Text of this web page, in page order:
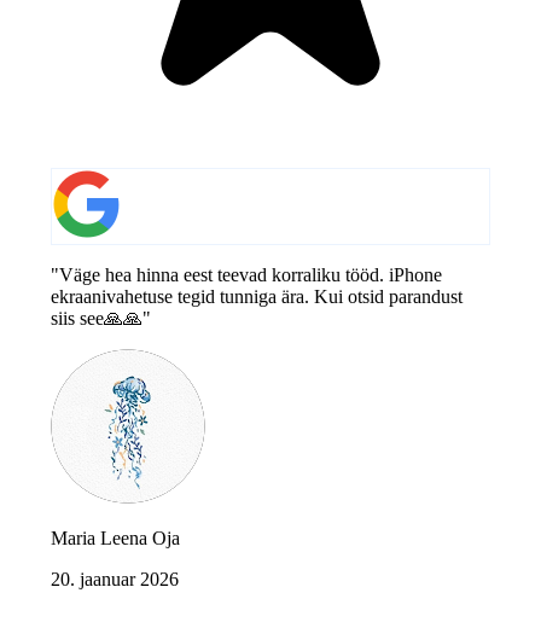
"Väge hea hinna eest teevad korraliku tööd. iPhone
ekraanivahetuse tegid tunniga ära. Kui otsid parandust
siis see🙏🙏"
Maria Leena Oja
20. jaanuar 2026